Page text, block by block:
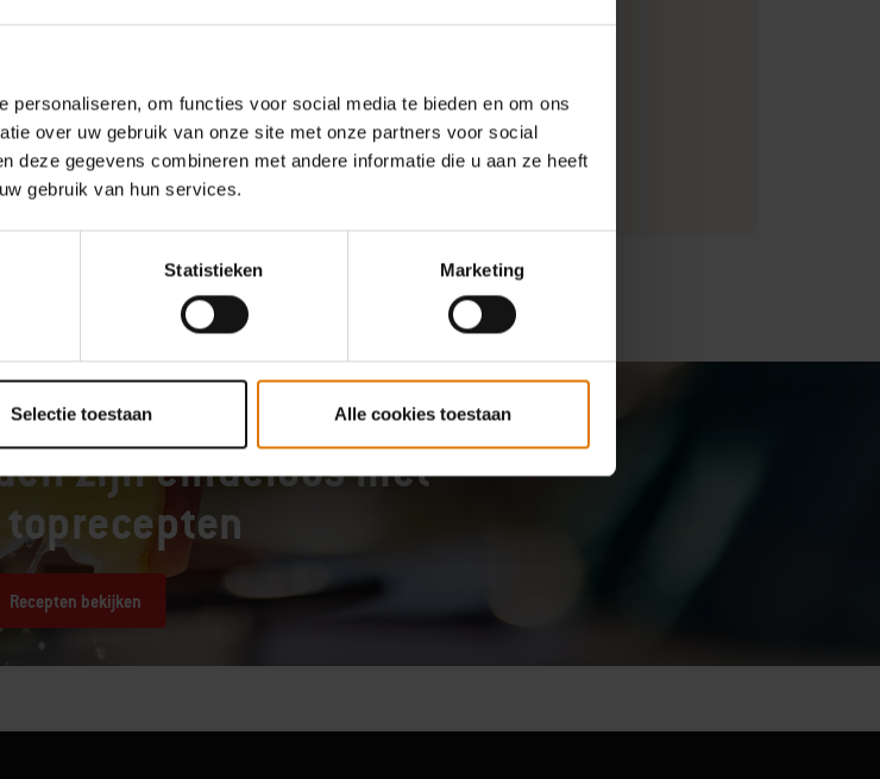
personaliseren, om functies voor social media te bieden en om ons
over uw gebruik van onze site met onze partners voor social
deze gegevens combineren met andere informatie die u aan ze heeft
gebruik van hun services.
Statistieken Marketing
Selectie toestaan Alle cookies toestaan
dicht (centimeters)
Diameter (cm)
18
Fabrikant informatie
BARBECUE-INSPIRATIE GEBRUIKEN?
zijn eindeloos met
toprecepten
Recepten bekijken